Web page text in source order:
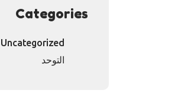
Categories
Uncategorized
التوحد